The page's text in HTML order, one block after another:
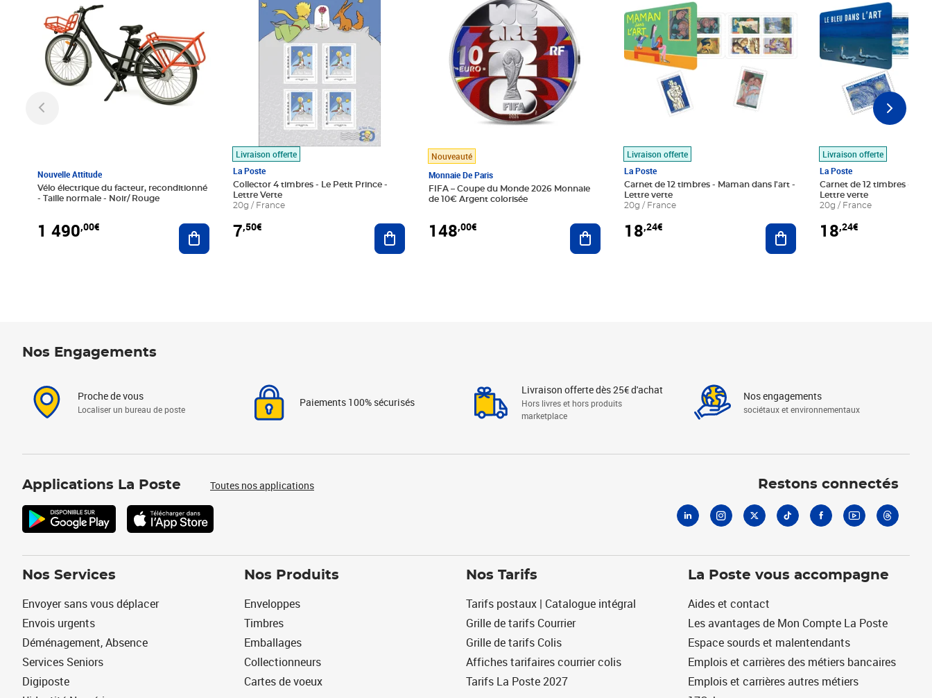
Nouvelle Attitude
Vélo électrique du facteur, reconditionné
- Taille normale - Noir/ Rouge
1 490,00€ Ajouter au panier
Livraison offerte
La Poste
Collector 4 timbres - Le Petit Prince -
Lettre Verte
20g / France
7,50€ Ajouter au panier
Nouveauté
Monnaie De Paris
FIFA – Coupe du Monde 2026 Monnaie
de 10€ Argent colorisée
148,00€ Ajouter au panier
Livraison offerte
La Poste
Carnet de 12 timbres - Maman dans l'art -
Lettre verte
20g / France
18,24€ Ajouter au panier
Livraison offerte
La Poste
Carnet de 12 timbres - Le
Lettre verte
20g / France
18,24€
Nos Engagements
Proche de vous
Localiser un bureau de poste
Paiements 100% sécurisés
Livraison offerte dès 25€ d'achat
Hors livres et hors produits
marketplace
Nos engagements
sociétaux et environnementaux
Applications La Poste Toutes nos applications Restons connectés
Nos Services
Envoyer sans vous déplacer
Envois urgents
Déménagement, Absence
Services Seniors
Digiposte
Nos Produits
Enveloppes
Timbres
Emballages
Collectionneurs
Cartes de voeux
Nos Tarifs
Tarifs postaux | Catalogue intégral
Grille de tarifs Courrier
Grille de tarifs Colis
Affiches tarifaires courrier colis
Tarifs La Poste 2027
La Poste vous accompagne
Aides et contact
Les avantages de Mon Compte La Poste
Espace sourds et malentendants
Emplois et carrières des métiers bancaires
Emplois et carrières autres métiers